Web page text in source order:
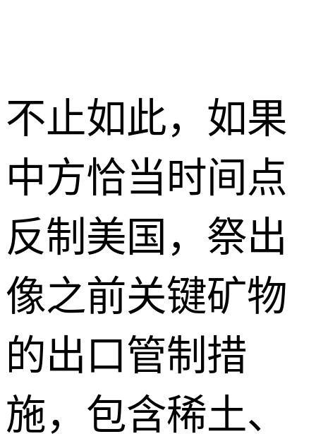
不止如此，如果
中方恰当时间点
反制美国，祭出
像之前关键矿物
的出口管制措
施，包含稀土、